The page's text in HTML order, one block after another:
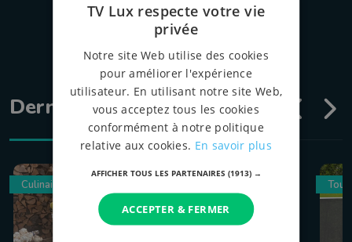
Dernières émissions
Culinaire
TV Lux respecte votre vie
privée
Notre site Web utilise des cookies
pour améliorer l'expérience
utilisateur. En utilisant notre site Web,
vous acceptez tous les cookies
conformément à notre politique
relative aux cookies. En savoir plus
AFFICHER TOUS LES PARTENAIRES (1913) →
ACCEPTER & FERMER